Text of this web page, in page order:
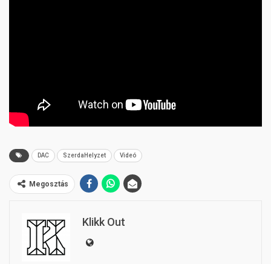
DAC SzerdaHelyzet Videó
Megosztás
Klikk Out